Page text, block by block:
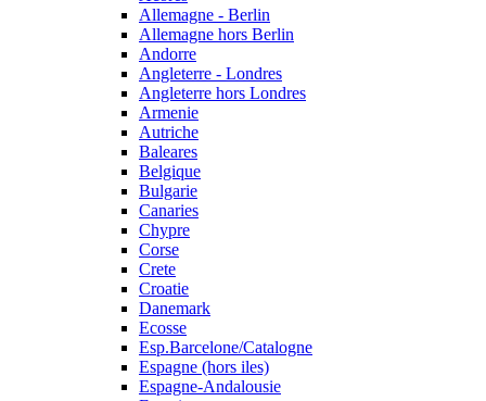
Allemagne - Berlin
Allemagne hors Berlin
Andorre
Angleterre - Londres
Angleterre hors Londres
Armenie
Autriche
Baleares
Belgique
Bulgarie
Canaries
Chypre
Corse
Crete
Croatie
Danemark
Ecosse
Esp.Barcelone/Catalogne
Espagne (hors iles)
Espagne-Andalousie